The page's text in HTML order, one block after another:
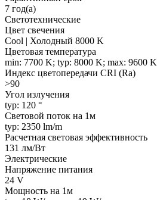
7 год(а)
Светотехнические
Цвет свечения
Cool | Холодный 8000 K
Цветовая температура
min: 7700 K; typ: 8000 K; max: 9600 K
Индекс цветопередачи CRI (Ra)
>90
Угол излучения
typ: 120 °
Световой поток на 1м
typ: 2350 lm/m
Расчетная световая эффективность
131 лм/Вт
Электрические
Напряжение питания
24 V
Мощность на 1м